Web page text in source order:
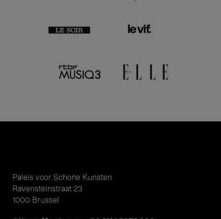
Paleis voor Schone Kunsten
Ravensteinstraat 23
1000 Brussel